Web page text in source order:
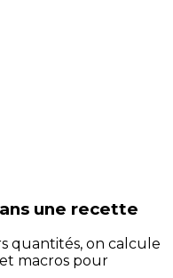
une recette
quantités, on calcule
macros pour